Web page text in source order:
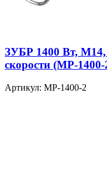
ЗУБР 1400 Вт, М14,
скорости (МР-1400-
Артикул: МР-1400-2